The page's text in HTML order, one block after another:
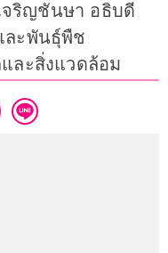
จริญชันษา อธิบดี
ละพันธุ์พืช
ละสิ่งแวดล้อม